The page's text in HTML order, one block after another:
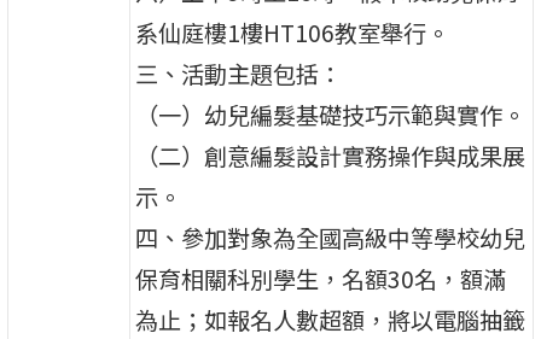
系仙庭樓1樓HT106教室舉行。
三、活動主題包括：
（一）幼兒編髮基礎技巧示範與實作。
（二）創意編髮設計實務操作與成果展
示。
四、參加對象為全國高級中等學校幼兒
保育相關科別學生，名額30名，額滿
為止；如報名人數超額，將以電腦抽籤